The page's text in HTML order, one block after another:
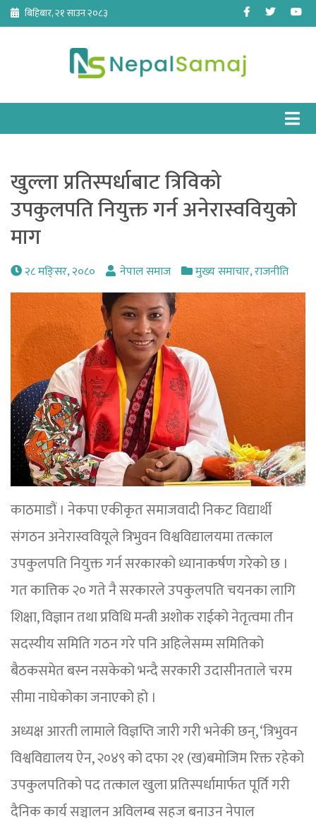
Skip
content
बिहिबार, २१ साउन २०८३ Facebook
Twitter
खुल्ला प्रतिस्पर्धाबाट त्रिविको
उपकुलपति नियुक्त गर्न अनेरास्ववियुको
माग
२८ मङि्सर, २०८० नेपाल समाज मुख्य समाचार,राजनीति
काठमाडौं । नेकपा एकीकृत समाजवादी निकट विद्यार्थी
संगठन अनेरास्ववियूले त्रिभुवन विश्वविद्यालयमा तत्काल
उपकुलपति नियुक्त गर्न सरकारको ध्यानाकर्षण गरेको छ ।
गत कात्तिक २० गते नै सरकारले उपकुलपति चयनका लागि
शिक्षा, विज्ञान तथा प्रविधि मन्त्री अशोक राईको नेतृत्वमा तीन
सदस्यीय समिति गठन गरे पनि अहिलेसम्म समितिको
बैठकसमेत बस्न नसकेको भन्दै सरकारी उदासीनताले चरम
सीमा नाघेकोका जनाएको हो ।
अध्यक्ष आरती लामाले विज्ञप्ति जारी गरी भनेकी छन्, ‘त्रिभुवन
विश्वविद्यालय ऐन, २०४९ को दफा २१ (ख)बमोजिम रिक्त रहेको
उपकुलपतिको पद तत्काल खुला प्रतिस्पर्धामार्फत पूर्ति गरी
दैनिक कार्य सञ्चालन अविलम्ब सहज बनाउन नेपाल